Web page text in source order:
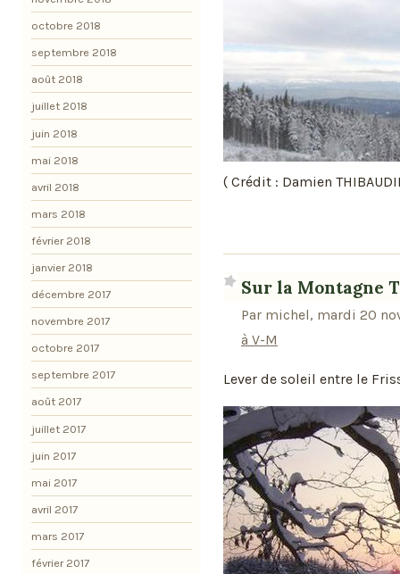
( Crédit : Damien
Sur la Montagne
Par michel, mardi 20
à V-M
Lever de soleil entre le
octobre 2018
septembre 2018
août 2018
juillet 2018
juin 2018
mai 2018
avril 2018
mars 2018
février 2018
janvier 2018
décembre 2017
novembre 2017
octobre 2017
septembre 2017
août 2017
juillet 2017
juin 2017
mai 2017
avril 2017
mars 2017
février 2017